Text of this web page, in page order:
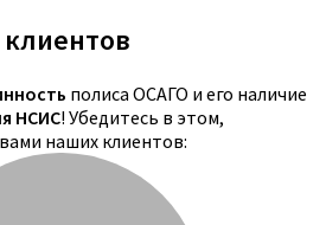
полиса ОСАГО и его наличие
НСИС! Убедитесь в этом,
наших клиентов: